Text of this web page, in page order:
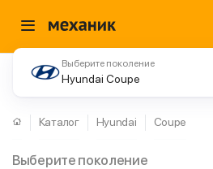
Выберите поколение
Hyundai Coupe
Каталог Hyundai Coupe
Выберите поколение